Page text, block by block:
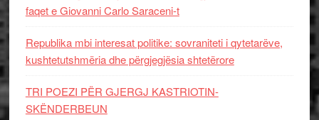
faqet e Giovanni Carlo Saraceni-t
Republika mbi interesat politike: sovraniteti i qytetarëve,
kushtetutshmëria dhe përgjegjësia shtetërore
TRI POEZI PËR GJERGJ KASTRIOTIN-
SKËNDERBEUN